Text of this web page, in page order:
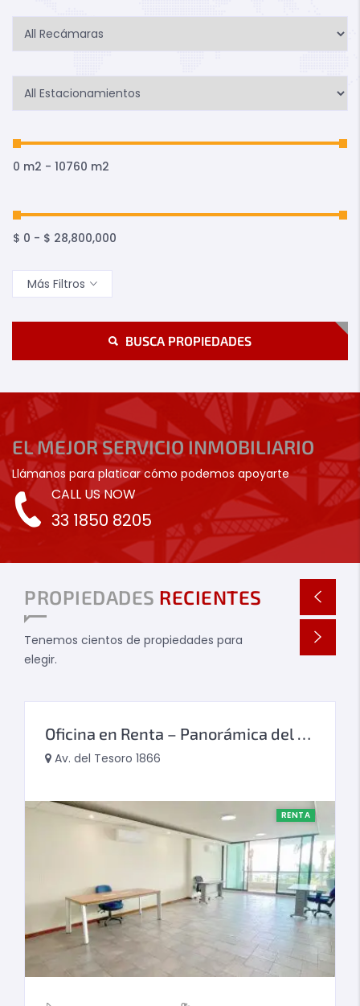
0 m2 - 10760 m2
$ 0 - $ 28,800,000
Más Filtros
BUSCA PROPIEDADES
EL MEJOR SERVICIO INMOBILIARIO
Llámanos para platicar cómo podemos apoyarte
CALL US NOW
33 1850 8205
PROPIEDADES RECIENTES
Tenemos cientos de propiedades para
elegir.
Oficina en Renta – Panorámica del Tesoro
Av. del Tesoro 1866
RENTA